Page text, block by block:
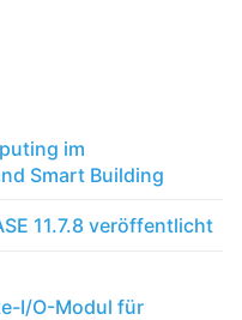
im
Smart Building
11.7.8 veröffentlicht
I/O-Modul für